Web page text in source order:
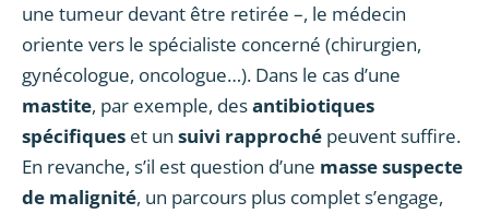
une tumeur devant être retirée –, le médecin
oriente vers le spécialiste concerné (chirurgien,
gynécologue, oncologue…). Dans le cas d’une
mastite, par exemple, desantibiotiques
spécifiques et un suivi rapproché peuvent suffire.
En revanche, s’il est question d’une masse suspecte
de malignité, un parcours plus complet s’engage,